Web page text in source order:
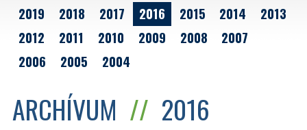
ARCHÍVUM // 2016
2019
2018 2017 2016 2015 2014
2013
2012
2011 2010 2009 2008
2007
2006
2005 2004